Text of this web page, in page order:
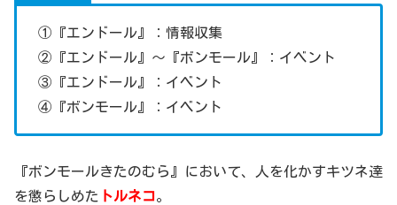
①『エンドール』：情報収集
②『エンドール』～『ボンモール』：イベント
③『エンドール』：イベント
④『ボンモール』：イベント
『ボンモールきたのむら』において、人を化かすキツネ達
を懲らしめた トルネコ。